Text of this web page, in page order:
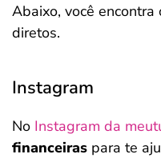
Abaixo, você
diretos.
Instagram
No Instagram da
financeiras para te